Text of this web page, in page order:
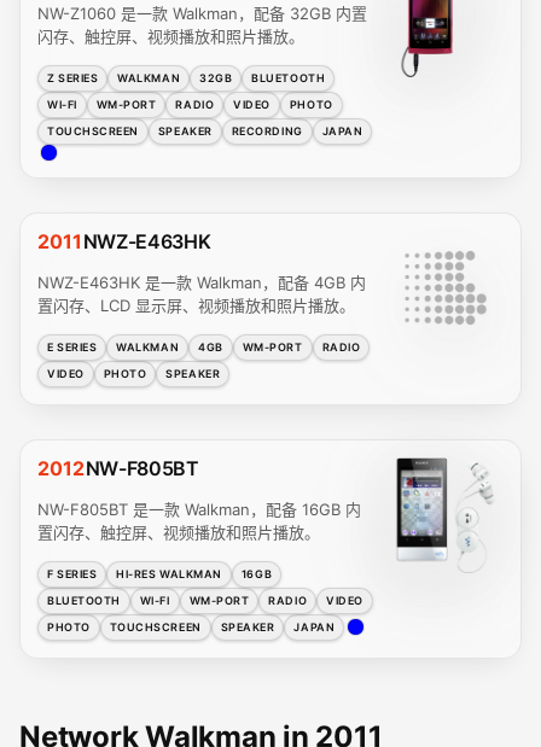
NW-Z1060 是一款 Walkman，配备 32GB 内置
闪存、触控屏、视频播放和照片播放。
Z SERIES WALKMAN 32GB
BLUETOOTH
WI-FI
WM-PORT RADIO VIDEO
PHOTO
TOUCHSCREEN
SPEAKER RECORDING JAPAN
2011 NWZ-E463HK
NWZ-E463HK 是一款 Walkman，配备 4GB 内
置闪存、LCD 显示屏、视频播放和照片播放。
E SERIES WALKMAN 4GB WM-PORT
RADIO
VIDEO
PHOTO SPEAKER
2012NW-F805BT
NW-F805BT 是一款 Walkman，配备 16GB 内
置闪存、触控屏、视频播放和照片播放。
F SERIES HI-RES WALKMAN
16GB
BLUETOOTH
WI-FI WM-PORT RADIO
VIDEO
PHOTO
TOUCHSCREEN SPEAKER JAPAN
Network Walkman in 2011